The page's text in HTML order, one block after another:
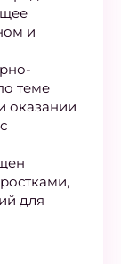
и
теме
оказании
для